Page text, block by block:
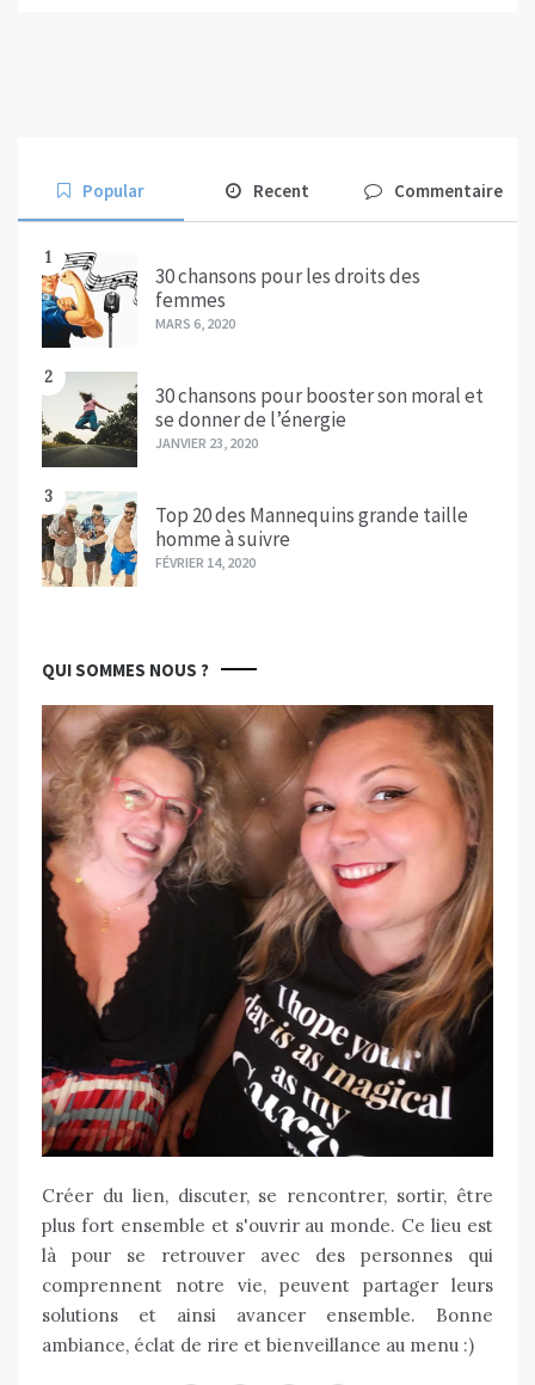
Popular Recent Commentaire
1
30 chansons pour les droits des
femmes
MARS 6, 2020
2
30 chansons pour booster son moral et
se donner de l’énergie
JANVIER 23, 2020
3
Top 20 des Mannequins grande taille
homme à suivre
FÉVRIER 14, 2020
QUI SOMMES NOUS ?
Créer du lien, discuter, se rencontrer, sortir, être
plus fort ensemble et s'ouvrir au monde. Ce lieu est
là pour se retrouver avec des personnes qui
comprennent notre vie, peuvent partager leurs
solutions et ainsi avancer ensemble. Bonne
ambiance, éclat de rire et bienveillance au menu :)